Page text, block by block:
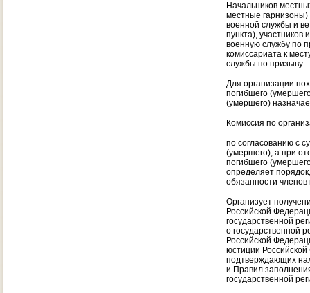
Начальников
местные
военной службы и
пункта),
военную службу по
комиссариата к
службы по призыву.
Для организации
погибшего
(умершего)
Комиссия по
по согласованию с
(умершего), а при
погибшего
определяет
обязанности
Организует
Российской
государственной
о государственной
Российской
юстиции
подтверждающих
и Правил
государственной